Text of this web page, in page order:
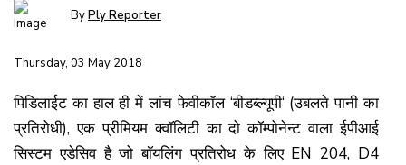
ByPly Reporter
Thursday, 03 May 2018
पिडिलाईट का हाल ही में लांच फेवीकाॅल ‘बीडब्ल्यूपी‘ (उबलते पानी का
प्रतिरोधी), एक प्रीमियम क्वॉलिटी का दो कॉम्पोनेन्ट वाला ईपीआई
सिस्टम एडेसिव है जो बॉयलिंग प्रतिरोध के लिए EN 204, D4